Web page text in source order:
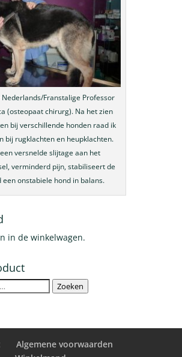
Nederlands/Franstalige Professor
(osteopaat chirurg). Na het zien
bij verschillende honden raad ik
bij rugklachten en heupklachten.
versnelde slijtage aan het
verminderd pijn, stabiliseert de
een onstabiele hond in balans.
in de winkelwagen.
Zoeken
Algemene voorwaarden